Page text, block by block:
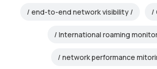
end-to-end network visibility
International roaming
network performance